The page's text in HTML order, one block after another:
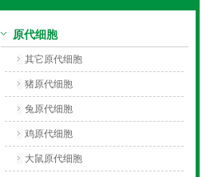
原代细胞
其它原代细胞
猪原代细胞
兔原代细胞
鸡原代细胞
大鼠原代细胞